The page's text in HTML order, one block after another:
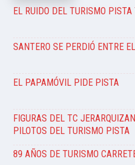
EL RUIDO DEL TURISMO
SANTERO SE PERDIÓ ENTRE
EL PAPAMÓVIL PIDE PISTA
FIGURAS DEL TC
PILOTOS DEL TURISMO PISTA
89 AÑOS DE TURISMO